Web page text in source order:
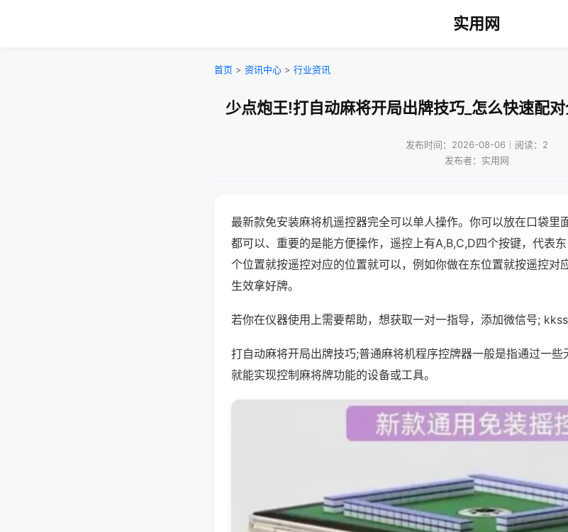
实用网
首页 > 资讯中心 > 行业资讯
少点炮王!打自动麻将开局出牌技巧_怎么快速配
发布时间：2026-08-06｜阅读：2
发布者：实用网
最新款免安装麻将机遥控器完全可以单人操作。你可以放在口袋里
都可以、重要的是能方便操作，遥控上有A,B,C,D四个按键，代表
个位置就按遥控对应的位置就可以，例如你做在东位置就按遥控对
生效拿好牌。
若你在仪器使用上需要帮助，想获取一对一指导，添加微信号;
打自动麻将开局出牌技巧;普通麻将机程序控牌器一般是指通过一
就能实现控制麻将牌功能的设备或工具。